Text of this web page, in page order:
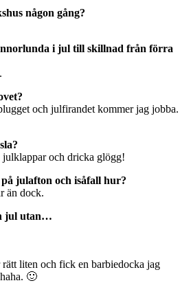
någon gång?
i jul till skillnad från förra
och julfirandet kommer jag jobba.
och dricka glögg!
julafton och isåfall hur?
än dock.
jul utan…
liten och fick en barbiedocka jag
🙂